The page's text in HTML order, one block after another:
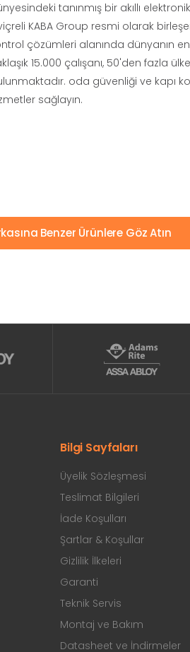
tanınmış bir akıllı
KABA Group resmi olarak
çözümleri alanında dünyanın
15.000 çalışanı, 50'den fazla
oda güvenliği ve kapı
sağlayın.
Benzer Ürünlere Göz Atın
Bilgi Sayfaları
Üyelik Sözleşmesi
Teslimat Bilgileri
İade Koşulları
Şartlar & Koşullar
Gizlilik İlkeleri
Garanti
Teknik Servis
Montaj ve Bakım
Datasheet ve İndirmeler